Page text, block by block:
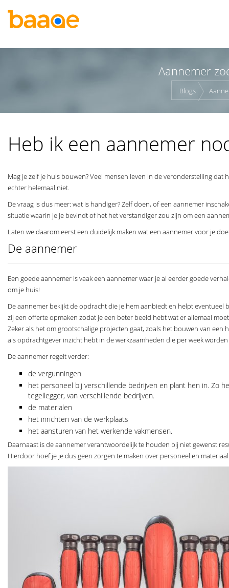
Aannemer
Blogs
Heb ik een aannemer
Mag je zelf je huis bouwen? Veel mensen leven in de veronderstelling
echter helemaal niet.
De vraag is dus meer: wat is handiger? Zelf doen, of een aannemer
situatie waarin je je bevindt of het het verstandiger zou zijn om een
Laten we daarom eerst een duidelijk maken wat een aannemer voor je
De aannemer
Een goede aannemer is vaak een aannemer waar je al eerder goede
om je huis!
De aannemer bekijkt de opdracht die je hem aanbiedt en helpt
zij een offerte opmaken zodat je een beter beeld hebt wat er allemaal
Zeker als het om grootschalige projecten gaat, zoals het bouwen van
als opdrachtgever inzicht hebt in de werkzaamheden die per week
De aannemer regelt verder:
de vergunningen
het personeel bij verschillende bedrijven en plant hen in. Zo
tegellegger, van verschillende bedrijven.
de materialen
het inrichten van de werkplaats
het aansturen van het werkende vakmensen.
Daarnaast is de aannemer verantwoordelijk te houden bij niet gewenst
Hierdoor hoef je je dus geen zorgen te maken over personeel en